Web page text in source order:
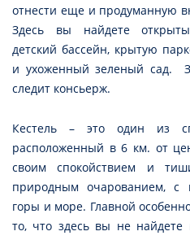
отнести еще и продуманную
Здесь вы найдете
детский бассейн, крытую
и ухоженный зеленый сад.
следит консьерж.
Кестель – это один из
расположенный в 6 км. от
своим спокойствием и
природным очарованием, с
горы и море. Главной
то, что здесь вы не найдете